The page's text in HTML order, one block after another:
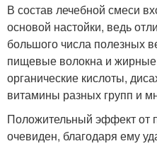
В состав лечебной смеси
основой настойки, ведь
большого числа полезных
пищевые волокна и
органические кислоты,
витамины разных групп и
Положительный эффект от
очевиден, благодаря ему